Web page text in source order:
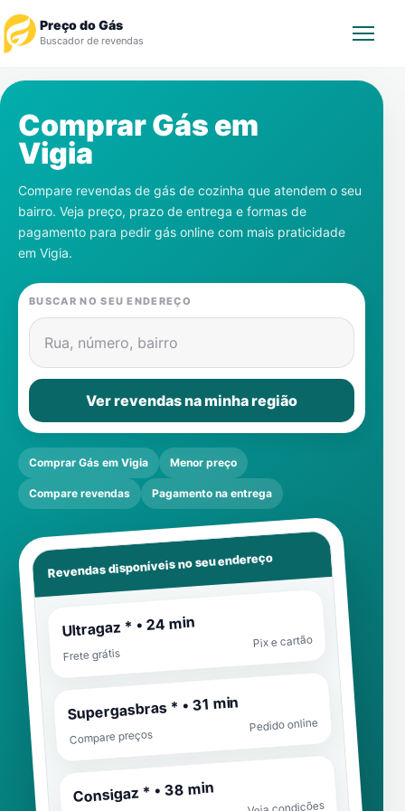
Preço do Gás
Buscador de revendas
Revendedor
Notícias
Cadastre-se
Gás
Contatos
Comprar Gás em
Vigia
Compare revendas de gás de cozinha que atendem o seu
bairro. Veja preço, prazo de entrega e formas de
pagamento para pedir gás online com mais praticidade
em Vigia.
BUSCAR NO SEU ENDEREÇO
Rua, número, bairro
Ver revendas na minha região
Comprar Gás em Vigia Menor preço
Compare revendas Pagamento na entrega
Revendas disponíveis no seu endereço
Ultragaz * • 24 min
Frete grátis
Pix e cartão
Supergasbras * • 31 min
Compare preços
Pedido online
Consigaz * • 38 min